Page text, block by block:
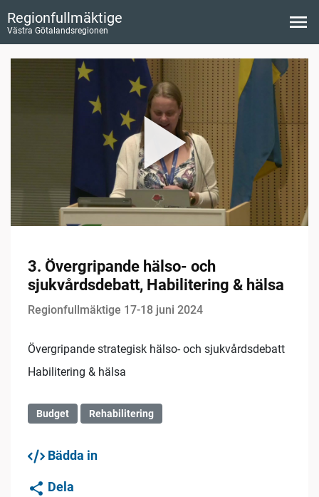
Regionfullmäktige
Västra Götalandsregionen
3. Övergripande hälso- och
sjukvårdsdebatt, Habilitering & hälsa
Regionfullmäktige 17-18 juni 2024
Övergripande strategisk hälso- och sjukvårdsdebatt
Habilitering & hälsa
Budget Rehabilitering
Bädda in
Dela